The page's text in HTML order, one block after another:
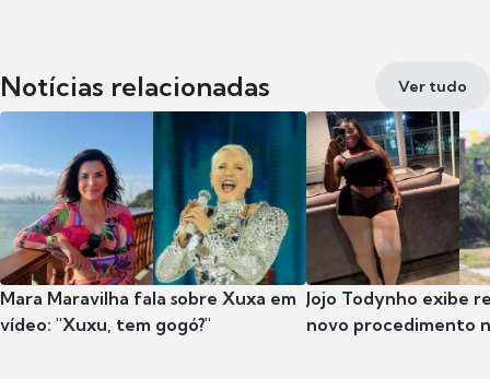
Notícias relacionadas Ver tudo
Mara Maravilha fala sobre Xuxa em
vídeo: "Xuxu, tem gogó?"
Jojo Todynho exibe
novo procedimento